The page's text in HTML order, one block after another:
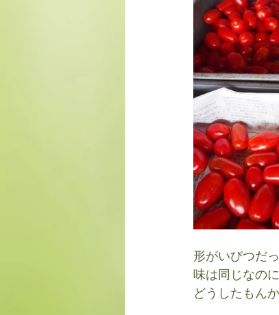
形がいびつだ
味は同じなのに
どうしたもん